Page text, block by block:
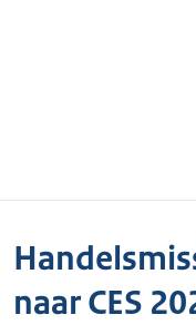
naar CES